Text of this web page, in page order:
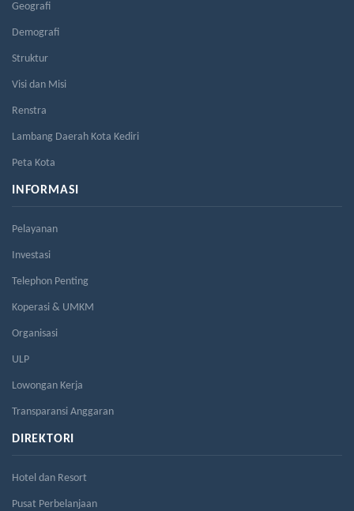
Geografi
Demografi
Struktur
Visi dan Misi
Renstra
Lambang Daerah Kota Kediri
Peta Kota
INFORMASI
Pelayanan
Investasi
Telephon Penting
Koperasi & UMKM
Organisasi
ULP
Lowongan Kerja
Transparansi Anggaran
DIREKTORI
Hotel dan Resort
Pusat Perbelanjaan